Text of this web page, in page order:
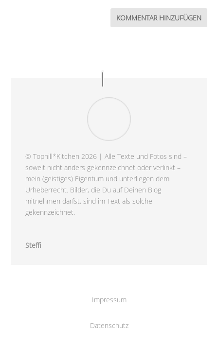
© Tophill*Kitchen 2026 | Alle Texte und Fotos sind –
soweit nicht anders gekennzeichnet oder verlinkt –
mein (geistiges) Eigentum und unterliegen dem
Urheberrecht. Bilder, die Du auf Deinen Blog
mitnehmen darfst, sind im Text als solche
gekennzeichnet.
Steffi
Impressum
Datenschutz